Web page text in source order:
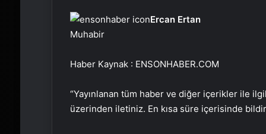
Ercan Ertan
Muhabir
Haber Kaynak : ENSONHABER.COM
“Yayınlanan tüm haber ve diğer içerikler ile
üzerinden iletiniz. En kısa süre içerisinde